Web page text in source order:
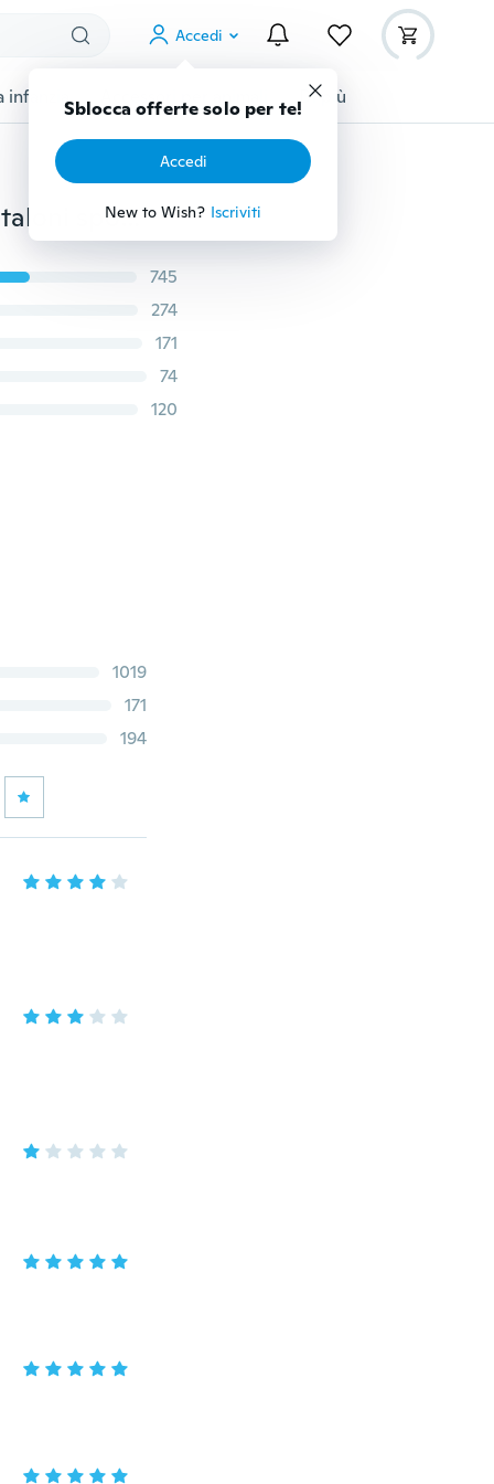
Accedi
Sblocca offerte solo per te!
Accedi
New to Wish? Iscriviti
infanzia Accessori per animali Di più
Pantaloni mimetici da uomo Pantaloni da jogging Pantaloni sportivi Fitness Sport Jogging Army
745
274
171
74
120
1019
171
194